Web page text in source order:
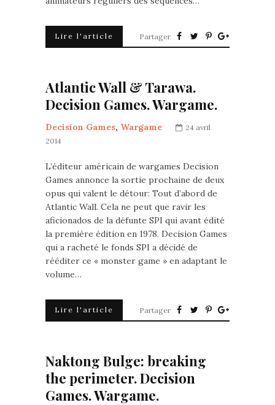
Lire l'article Partager
Atlantic Wall & Tarawa.
Decision Games. Wargame.
Decision Games, Wargame
24 avril
2014
L’éditeur américain de wargames Decision
Games annonce la sortie prochaine de deux
opus qui valent le détour: Tout d’abord de
Atlantic Wall. Cela ne peut que ravir les
aficionados de la défunte SPI qui avant édité
la première édition en 1978. Decision Games
qui a racheté le fonds SPI a décidé de
rééditer ce « monster game » en adaptant le
volume…
Lire l'article Partager
Naktong Bulge: breaking
the perimeter. Decision
Games. Wargame.